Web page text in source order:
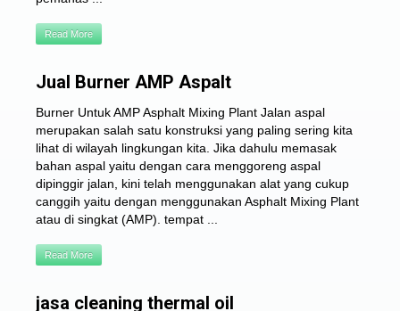
Read More
Jual Burner AMP Aspalt
Burner Untuk AMP Asphalt Mixing Plant Jalan aspal
merupakan salah satu konstruksi yang paling sering kita
lihat di wilayah lingkungan kita. Jika dahulu memasak
bahan aspal yaitu dengan cara menggoreng aspal
dipinggir jalan, kini telah menggunakan alat yang cukup
canggih yaitu dengan menggunakan Asphalt Mixing Plant
atau di singkat (AMP). tempat ...
Read More
jasa cleaning thermal oil